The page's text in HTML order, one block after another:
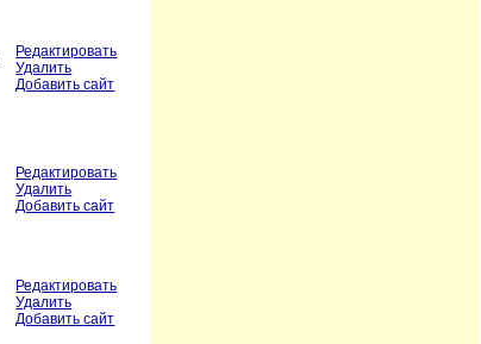
Редактировать
Удалить
Добавить сайт
Редактировать
Удалить
Добавить сайт
Редактировать
Удалить
Добавить сайт